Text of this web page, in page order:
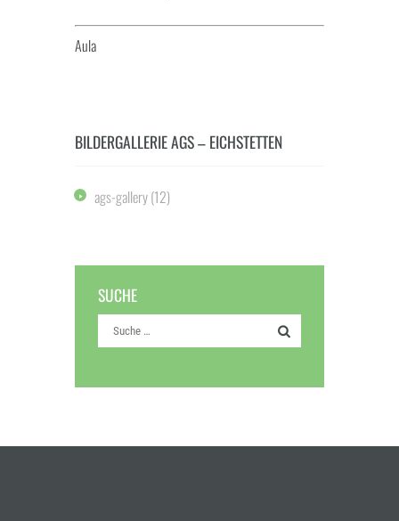
Aula
BILDERGALLERIE AGS – EICHSTETTEN
ags-gallery(12)
SUCHE